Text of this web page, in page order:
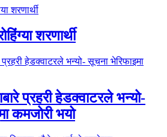
शरणार्थी
प्रहरी हेडक्वाटरले भन्यो-
कमजोरी भयो